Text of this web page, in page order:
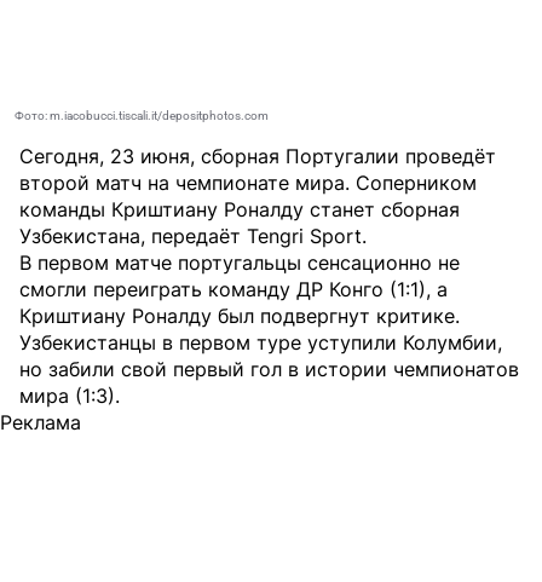
Фото: m.iacobucci.tiscali.it/depositphotos.com
Сегодня, 23 июня, сборная Португалии проведёт
второй матч на чемпионате мира. Соперником
команды Криштиану Роналду станет сборная
Узбекистана, передаёт Tengri Sport.
В первом матче португальцы сенсационно не
смогли переиграть команду ДР Конго (1:1), а
Криштиану Роналду был подвергнут критике.
Узбекистанцы в первом туре уступили Колумбии,
но забили свой первый гол в истории чемпионатов
мира (1:3).
Реклама